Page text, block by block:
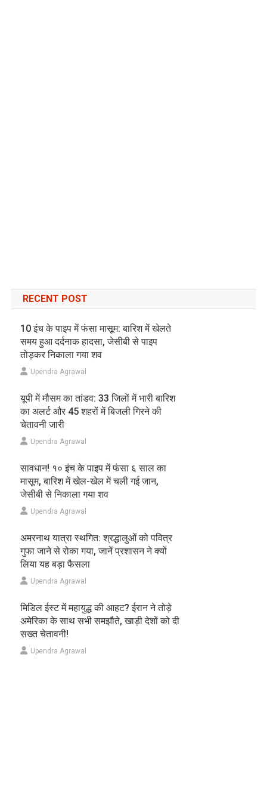
RECENT POST
10 इंच के पाइप में फंसा मासूम: बारिश में खेलते
समय हुआ दर्दनाक हादसा, जेसीबी से पाइप
तोड़कर निकाला गया शव
Upendra Agrawal
यूपी में मौसम का तांडव: 33 जिलों में भारी बारिश
का अलर्ट और 45 शहरों में बिजली गिरने की
चेतावनी जारी
Upendra Agrawal
सावधान! १० इंच के पाइप में फंसा ६ साल का
मासूम, बारिश में खेल-खेल में चली गई जान,
जेसीबी से निकाला गया शव
Upendra Agrawal
अमरनाथ यात्रा स्थगित: श्रद्धालुओं को पवित्र
गुफा जाने से रोका गया, जानें प्रशासन ने क्यों
लिया यह बड़ा फैसला
Upendra Agrawal
मिडिल ईस्ट में महायुद्ध की आहट? ईरान ने तोड़े
अमेरिका के साथ सभी समझौते, खाड़ी देशों को दी
सख्त चेतावनी!
Upendra Agrawal